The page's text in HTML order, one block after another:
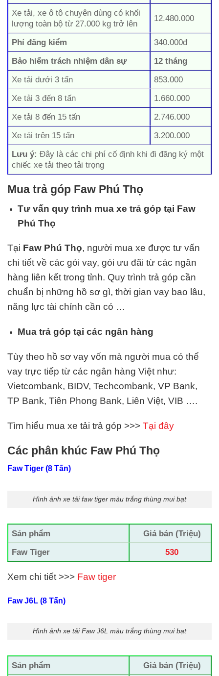
Xe tải, xe ô tô chuyên dùng có khối
lượng toàn bộ từ 27.000 kg trở lên
12.480.000
Phí đăng kiểm
340.000đ
Bảo hiểm trách nhiệm dân sự
12 tháng
Xe tải dưới 3 tấn
853.000
Xe tải 3 đến 8 tấn
1.660.000
Xe tải 8 đến 15 tấn
2.746.000
Xe tải trên 15 tấn
3.200.000
Lưu ý:Đây là các chi phí cố định khi đi đăng ký một
chiếc xe tải theo tải trọng
Mua trả góp Faw Phú Thọ
Tư vấn quy trình mua xe trả góp tại Faw
Phú Thọ
Tại Faw Phú Thọ, người mua xe được tư vấn
chi tiết về các gói vay, gói ưu đãi từ các ngân
hàng liên kết trong tỉnh. Quy trình trả góp cần
chuẩn bị những hồ sơ gì, thời gian vay bao lâu,
năng lực tài chính cần có …
Mua trả góp tại các ngân hàng
Tùy theo hồ sơ vay vốn mà người mua có thể
vay trực tiếp từ các ngân hàng Việt như:
Vietcombank, BIDV, Techcombank, VP Bank,
TP Bank, Tiên Phong Bank, Liên Việt, VIB ….
Tìm hiểu mua xe tải trả góp >>> Tại đây
Các phân khúc Faw Phú Thọ
Faw Tiger (8 Tấn)
Hình ảnh xe tải faw tiger màu trắng thùng mui bạt
Sản phẩm
Giá bán (Triệu)
Faw Tiger
530
Xem chi tiết >>> Faw tiger
Faw J6L (8 Tấn)
Hình ảnh xe tải Faw J6L màu trắng thùng mui bạt
Sản phẩm Giá bán (Triệu)